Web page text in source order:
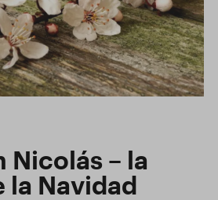
Nicolás – la
la Navidad